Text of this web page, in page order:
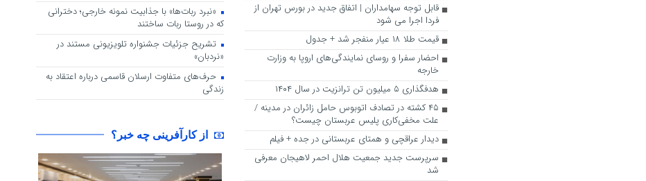
قابل توجه سهامداران | اتفاق جدید در بورس تهران از
فردا اجرا می شود
قیمت طلا ۱۸ عیار منفجر شد + جدول
احضار سفرا و روسای نمایندگی‌های اروپا به وزارت
خارجه
هدفگذاری ۵ میلیون تن ترانزیت در سال ۱۴۰۴
۴۵ کشته در تصادف اتوبوس حامل زائران در مدینه /
علت مخفی‌کاری پلیس عربستان چیست؟
دیدار عراقچی و همتای عربستانی در جده + فیلم
سرپرست جدید جمعیت هلال احمر لاهیجان معرفی
شد
«نبرد ربات‌ها» با جذابیت نمونه خارجی؛ دخترانی
که در روستا ربات ساختند
تشریح جزئیات جشنواره‌ تلویزیونی مستند در
«نردبان»
حرف‌های متفاوت ارسلان قاسمی درباره اعتقاد به
زندگی
از کارآفرینی چه خبر؟